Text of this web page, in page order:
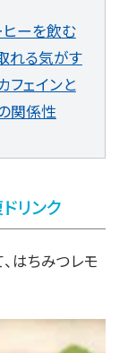
ヒーを飲む
れる気がす
フェインと
関係性
リンク
はちみつレモ